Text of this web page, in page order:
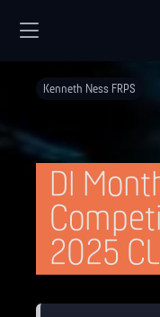
Kenneth Ness FRPS
DI
2025